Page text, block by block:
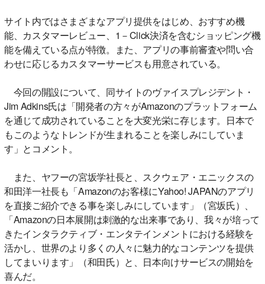
サイト内ではさまざまなアプリ提供をはじめ、おすすめ機
能、カスタマーレビュー、1－Click決済を含むショッピング機
能を備えている点が特徴。また、アプリの事前審査や問い合
わせに応じるカスタマーサービスも用意されている。
今回の開設について、同サイトのヴァイスプレジデント・
Jim Adkins氏は「開発者の方々がAmazonのプラットフォーム
を通じて成功されていることを大変光栄に存じます。日本で
もこのようなトレンドが生まれることを楽しみにしていま
す」とコメント。
また、ヤフーの宮坂学社長と、スクウェア・エニックスの
和田洋一社長も「Amazonのお客様にYahoo! JAPANのアプリ
を直接ご紹介できる事を楽しみにしています」（宮坂氏）、
「Amazonの日本展開は刺激的な出来事であり、我々が培って
きたインタラクティブ・エンタテインメントにおける経験を
活かし、世界のより多くの人々に魅力的なコンテンツを提供
してまいります」（和田氏）と、日本向けサービスの開始を
喜んだ。